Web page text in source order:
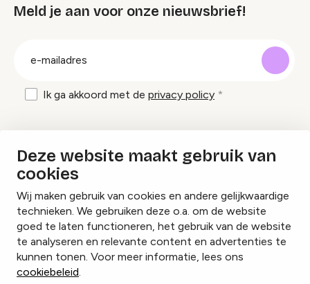
Deze website maakt gebruik van
cookies
Wij maken gebruik van cookies en andere gelijkwaardige
technieken. We gebruiken deze o.a. om de website
goed te laten functioneren, het gebruik van de website
te analyseren en relevante content en advertenties te
kunnen tonen. Voor meer informatie, lees ons
cookiebeleid.
Meld je aan voor onze nieuwsbrief!
Ik ga akkoord met de privacy policy
Inspiratie en tips om evenementen te
organiseren?
Lees onze inspiratieblogs